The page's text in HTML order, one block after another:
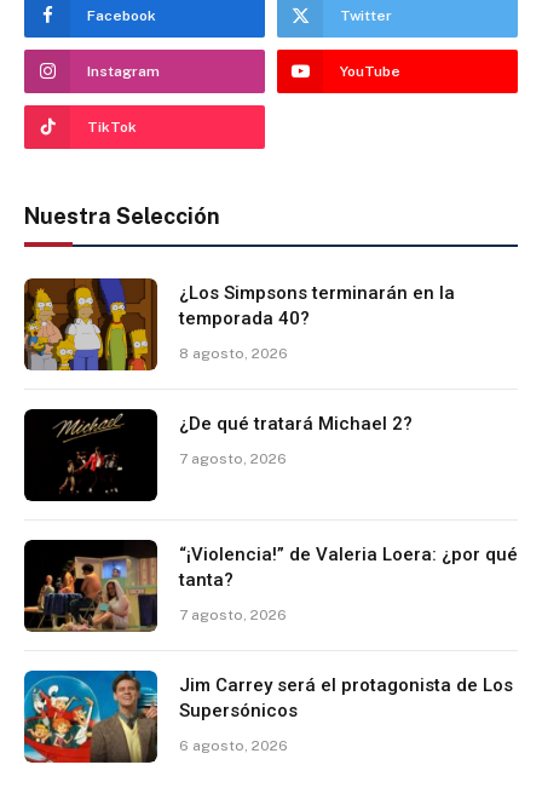
Facebook Twitter
Instagram YouTube
TikTok
Nuestra Selección
¿Los Simpsons terminarán en la
temporada 40?
8 agosto, 2026
¿De qué tratará Michael 2?
7 agosto, 2026
“¡Violencia!” de Valeria Loera: ¿por qué
tanta?
7 agosto, 2026
Jim Carrey será el protagonista de Los
Supersónicos
6 agosto, 2026